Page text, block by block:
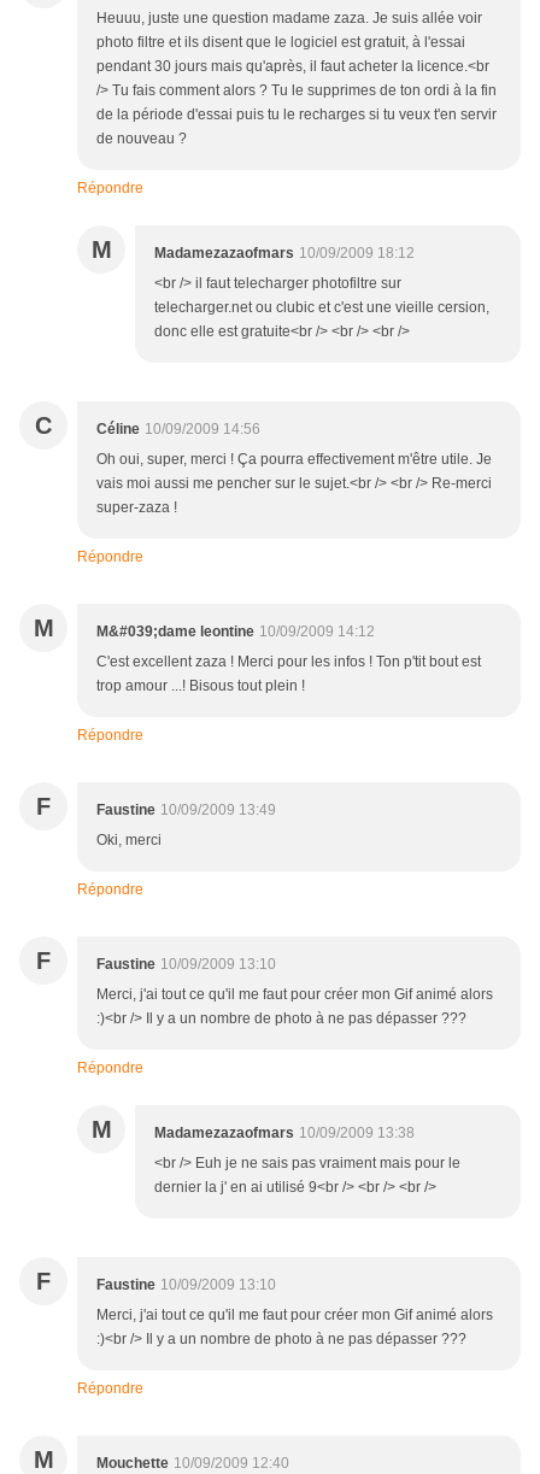
Heuuu, juste une question madame zaza. Je suis allée voir
photo filtre et ils disent que le logiciel est gratuit, à l'essai
pendant 30 jours mais qu'après, il faut acheter la licence.<br
/> Tu fais comment alors ? Tu le supprimes de ton ordi à la fin
de la période d'essai puis tu le recharges si tu veux t'en servir
de nouveau ?
Répondre
M Madamezazaofmars 10/09/2009 18:12
<br /> il faut telecharger photofiltre sur
telecharger.net ou clubic et c'est une vieille cersion,
donc elle est gratuite<br /> <br /> <br />
C Céline 10/09/2009 14:56
Oh oui, super, merci ! Ça pourra effectivement m'être utile. Je
vais moi aussi me pencher sur le sujet.<br /> <br /> Re-merci
super-zaza !
Répondre
M M&#039;dame leontine 10/09/2009 14:12
C'est excellent zaza ! Merci pour les infos ! Ton p'tit bout est
trop amour ...! Bisous tout plein !
Répondre
F Faustine 10/09/2009 13:49
Oki, merci
Répondre
F Faustine 10/09/2009 13:10
Merci, j'ai tout ce qu'il me faut pour créer mon Gif animé alors
:)<br /> Il y a un nombre de photo à ne pas dépasser ???
Répondre
M Madamezazaofmars 10/09/2009 13:38
<br /> Euh je ne sais pas vraiment mais pour le
dernier la j' en ai utilisé 9<br /> <br /> <br />
F Faustine 10/09/2009 13:10
Merci, j'ai tout ce qu'il me faut pour créer mon Gif animé alors
:)<br /> Il y a un nombre de photo à ne pas dépasser ???
Répondre
M Mouchette 10/09/2009 12:40